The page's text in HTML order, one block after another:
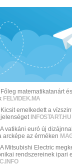
Főleg matematikatanárt
FELVIDEK.MA
Kicsit emelkedett a
INFOSTART.HU
A vatikáni euró új
arcképe az érméken
A Mitsubishi Electric
rendszereinek